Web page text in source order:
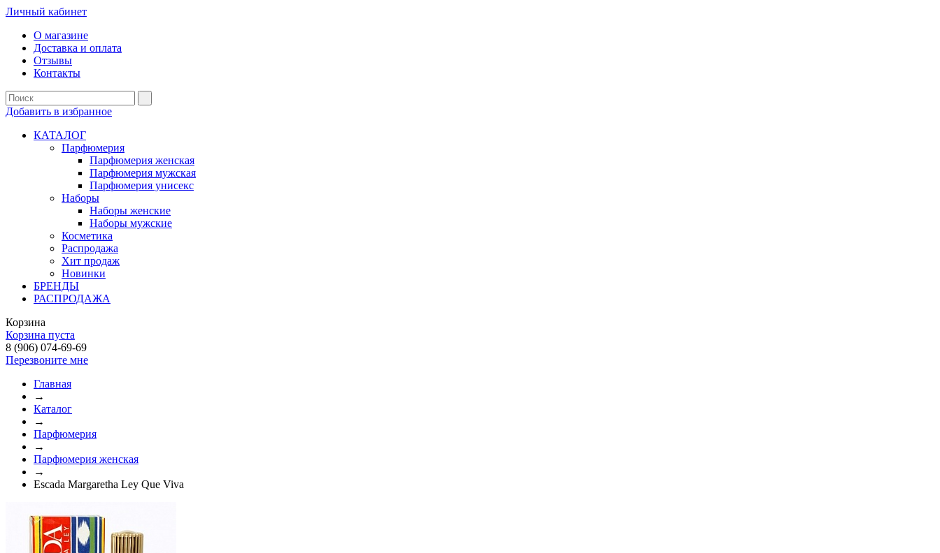
Личный кабинет
О магазине
Доставка и оплата
Отзывы
Контакты
Добавить в избранное
КАТАЛОГ
Парфюмерия
Парфюмерия женская
Парфюмерия мужская
Парфюмерия унисекс
Наборы
Наборы женские
Наборы мужские
Косметика
Распродажа
Хит продаж
Новинки
БРЕНДЫ
РАСПРОДАЖА
Корзина
Корзина пуста
8 (906) 074-69-69
Перезвоните мне
Главная
→
Каталог
→
Парфюмерия
→
Парфюмерия женская
→
Escada Margaretha Ley Que Viva